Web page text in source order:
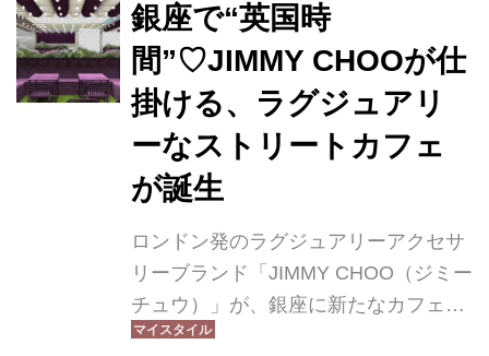
銀座で“英国時
間”♡JIMMY CHOOが仕
掛ける、ラグジュアリ
ーなストリートカフェ
が誕生
ロンドン発のラグジュアリーアクセサ
リーブランド「JIMMY CHOO（ジミー
チュウ）」が、銀座に新たなカフェを
オープン。その名も【JIMMY CHOO